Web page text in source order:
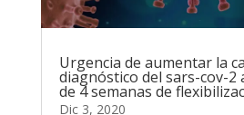
Urgencia de aumentar la
diagnóstico del sars-cov-2
de 4 semanas de
Dic 3, 2020